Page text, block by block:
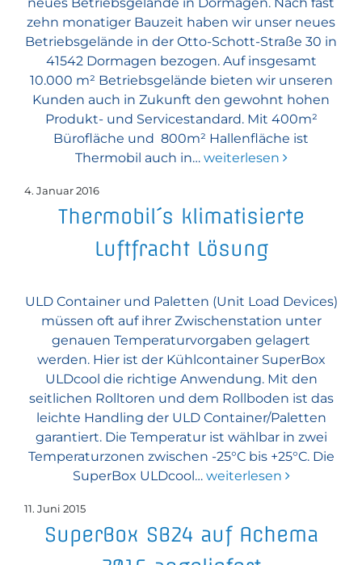
zehn monatiger Bauzeit haben wir unser neues
Betriebsgelände in der Otto-Schott-Straße 30 in
41542 Dormagen bezogen. Auf insgesamt
10.000 m² Betriebsgelände bieten wir unseren
Kunden auch in Zukunft den gewohnt hohen
Produkt- und Servicestandard. Mit 400m²
Bürofläche und 800m² Hallenfläche ist
Thermobil auch in…weiterlesen
4. Januar 2016
Thermobil´s klimatisierte
Luftfracht Lösung
ULD Container und Paletten (Unit Load Devices)
müssen oft auf ihrer Zwischenstation unter
genauen Temperaturvorgaben gelagert
werden. Hier ist der Kühlcontainer SuperBox
ULDcool die richtige Anwendung. Mit den
seitlichen Rolltoren und dem Rollboden ist das
leichte Handling der ULD Container/Paletten
garantiert. Die Temperatur ist wählbar in zwei
Temperaturzonen zwischen -25°C bis +25°C. Die
SuperBox ULDcool…weiterlesen
11. Juni 2015
SuperBox SB24 auf Achema